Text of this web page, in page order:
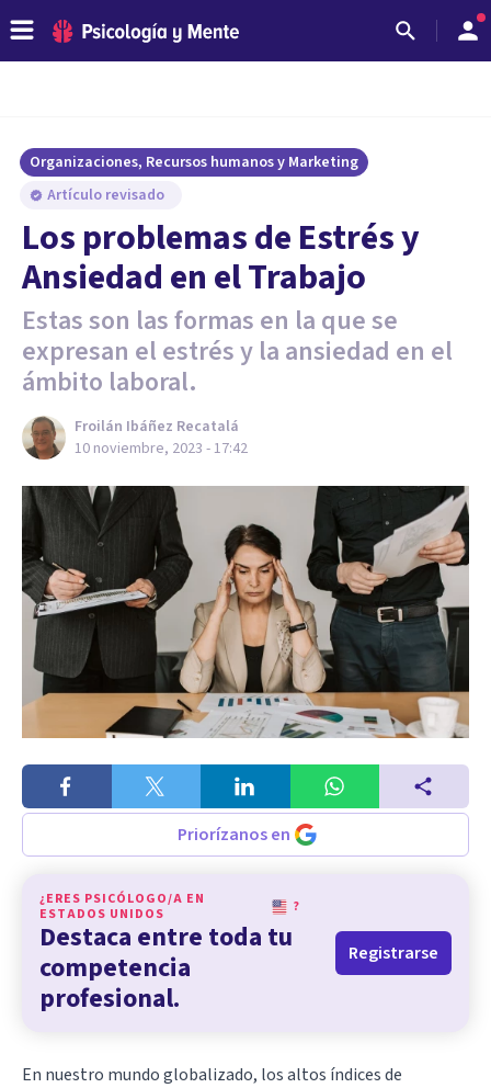
Organizaciones, Recursos humanos y Marketing
Artículo revisado
Los problemas de Estrés y
Ansiedad en el Trabajo
Estas son las formas en la que se
expresan el estrés y la ansiedad en el
ámbito laboral.
Froilán Ibáñez Recatalá
10 noviembre, 2023 - 17:42
Priorízanos en
¿ERES PSICÓLOGO/A EN
ESTADOS UNIDOS
?
Destaca entre toda tu
competencia
profesional.
Registrarse
En nuestro mundo globalizado, los altos índices de